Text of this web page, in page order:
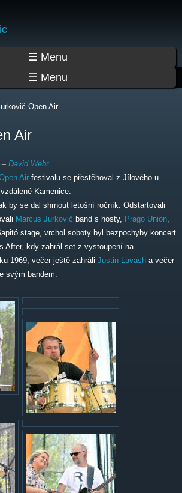
☰ Menu
☰ Menu
Open Air
Air
-- David Webr
Air festivalu se přestěhoval z Jílového u
Kamenice.
by se dal shrnout letošní ročník. Odstartovali
Marcus Jurkovič band s hosty, Prago Union
stage, vrchol soboty byl bezpochyby koncert
After, kdy zahrál set z vystoupení na
1969, večer ještě zahráli Justin Lavash a večer
svým bandem.